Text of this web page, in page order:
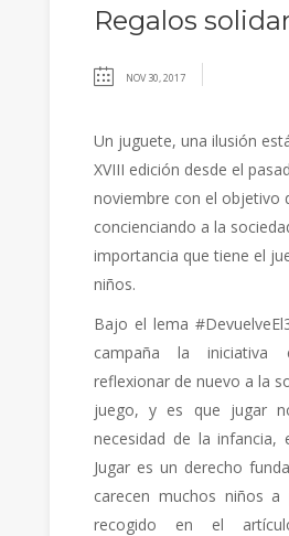
Regalos
NOV 30, 2017
Un juguete, una ilusión
XVIII edición desde el
noviembre con el objetivo
concienciando a la
importancia que tiene el
niños.
Bajo el lema
campaña la iniciativa
reflexionar de nuevo a la
juego, y es que jugar
necesidad de la infancia,
Jugar es un derecho
carecen muchos niños
recogido en el